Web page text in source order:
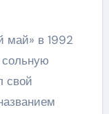
май» в 1992
свой